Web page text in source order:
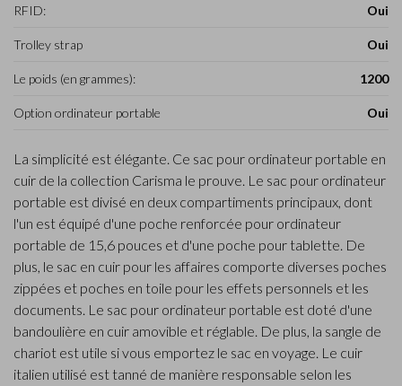
RFID: Oui
Trolley strap Oui
Le poids (en grammes): 1200
Option ordinateur portable Oui
La simplicité est élégante. Ce sac pour ordinateur portable en
cuir de la collection Carisma le prouve. Le sac pour ordinateur
portable est divisé en deux compartiments principaux, dont
l'un est équipé d'une poche renforcée pour ordinateur
portable de 15,6 pouces et d'une poche pour tablette. De
plus, le sac en cuir pour les affaires comporte diverses poches
zippées et poches en toile pour les effets personnels et les
documents. Le sac pour ordinateur portable est doté d'une
bandoulière en cuir amovible et réglable. De plus, la sangle de
chariot est utile si vous emportez le sac en voyage. Le cuir
italien utilisé est tanné de manière responsable selon les